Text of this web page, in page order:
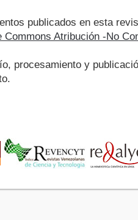
publicados en esta
Commons Atribución -No
procesamiento y